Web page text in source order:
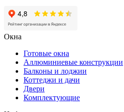
Окна
Готовые окна
Аллюминиевые конструкции
Балконы и лоджии
Коттеджи и дачи
Двери
Комплектующие